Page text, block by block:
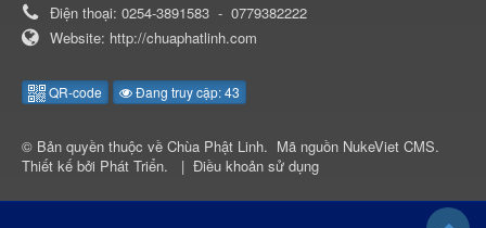
Điện thoại: 0254-3891583 - 0779382222
Website: http://chuaphatlinh.com
QR-code Đang truy cập: 43
© Bản quyền thuộc về Chùa Phật Linh. Mã nguồn NukeViet CMS.
Thiết kế bởi Phát Triển. | Điều khoản sử dụng